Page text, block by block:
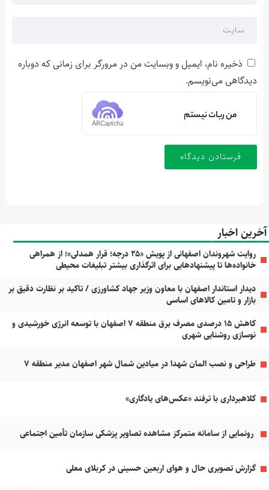
ذخیره نام، ایمیل و وبسایت من در مرورگر برای زمانی که دوباره
دیدگاهی می‌نویسم.
من ربات نیستم
ARCaptcha
آخرین اخبار
روایت شهروندان اصفهانی از پویش «۲۵ درجه؛ قرار همدلی»؛ از همراهی
خانواده‌ها تا پیشنهادهایی برای اثرگذاری بیشتر تبلیغات محیطی
دیدار استاندار اصفهان با معاون وزیر جهاد کشاورزی / تاکید بر نظارت دقیق بر
بازار و تامین کالاهای اساسی
کاهش ۱۵ درصدی مصرف برق منطقه ۷ اصفهان با توسعه انرژی خورشیدی و
نوسازی روشنایی شهری
طراحی و نصب المان شهدا در میادین شمال شهر اصفهان مدیر منطقه ۷
کلاهبرداری با ترفند «عکس‌های یادگاری»
رونمایی از سامانه متمرکز مشاهده تصاویر پزشکی سازمان تأمین اجتماعی
گزارش تصویری حال و هوای اربعین حسینی در کربلای معلی